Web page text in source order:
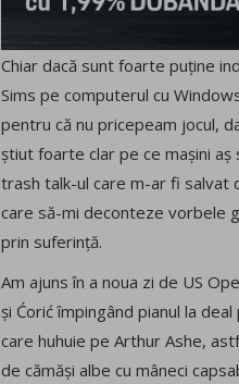
Chiar dacă sunt foarte puține
Sims pe computerul cu
pentru că nu pricepeam jocul,
știut foarte clar pe ce mașini
trash talk-ul care m-ar fi salvat
care să-mi deconteze vorbele
prin suferință.
Am ajuns în a noua zi de US
și Ćorić împingând pianul la
care huhuie pe Arthur Ashe,
de cămăși albe cu mâneci